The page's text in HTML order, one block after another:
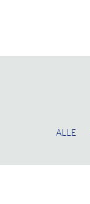
ALLE